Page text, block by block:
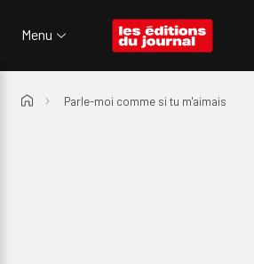
Les Éditions du Journal
Menu
Parle-moi comme si tu m'aimais